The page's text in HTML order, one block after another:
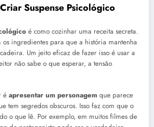
Suspense Psicológico
é como cozinhar uma receita secreta.
os ingredientes para que a história mantenha
Um jeito eficaz de fazer isso é usar a
não sabe o que esperar, a tensão
é apresentar um personagem que parece
tem segredos obscuros. Isso faz com que o
o que lê. Por exemplo, em muitos filmes de